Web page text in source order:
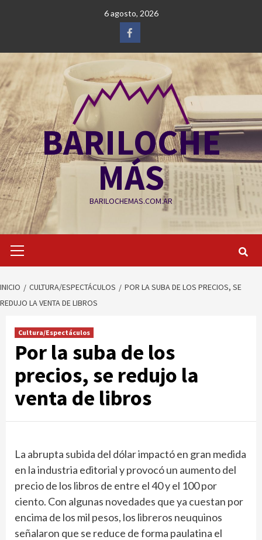
6 agosto, 2026
Facebook
BARILOCHE
MÁS
BARILOCHEMAS.COM.AR
primario
INICIO CULTURA/ESPECTÁCULOS
POR LA SUBA DE LOS PRECIOS, SE
REDUJO LA VENTA DE LIBROS
Cultura/Espectáculos
Por la suba de los
precios, se redujo la
venta de libros
La abrupta subida del dólar impactó en gran medida
en la industria editorial y provocó un aumento del
precio de los libros de entre el 40 y el 100 por
ciento. Con algunas novedades que ya cuestan por
encima de los mil pesos, los libreros neuquinos
señalaron que se reduce de forma paulatina el